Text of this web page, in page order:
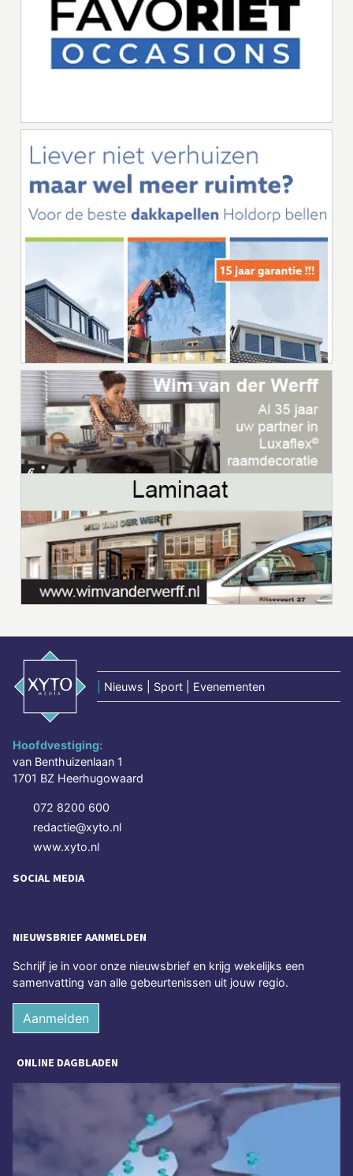
Nieuws | Sport | Evenementen
Hoofdvestiging:
van Benthuizenlaan 1
1701 BZ Heerhugowaard
072 8200 600
redactie@xyto.nl
www.xyto.nl
SOCIAL MEDIA
NIEUWSBRIEF AANMELDEN
Schrijf je in voor onze nieuwsbrief en krijg wekelijks een
samenvatting van alle gebeurtenissen uit jouw regio.
Aanmelden
ONLINE DAGBLADEN